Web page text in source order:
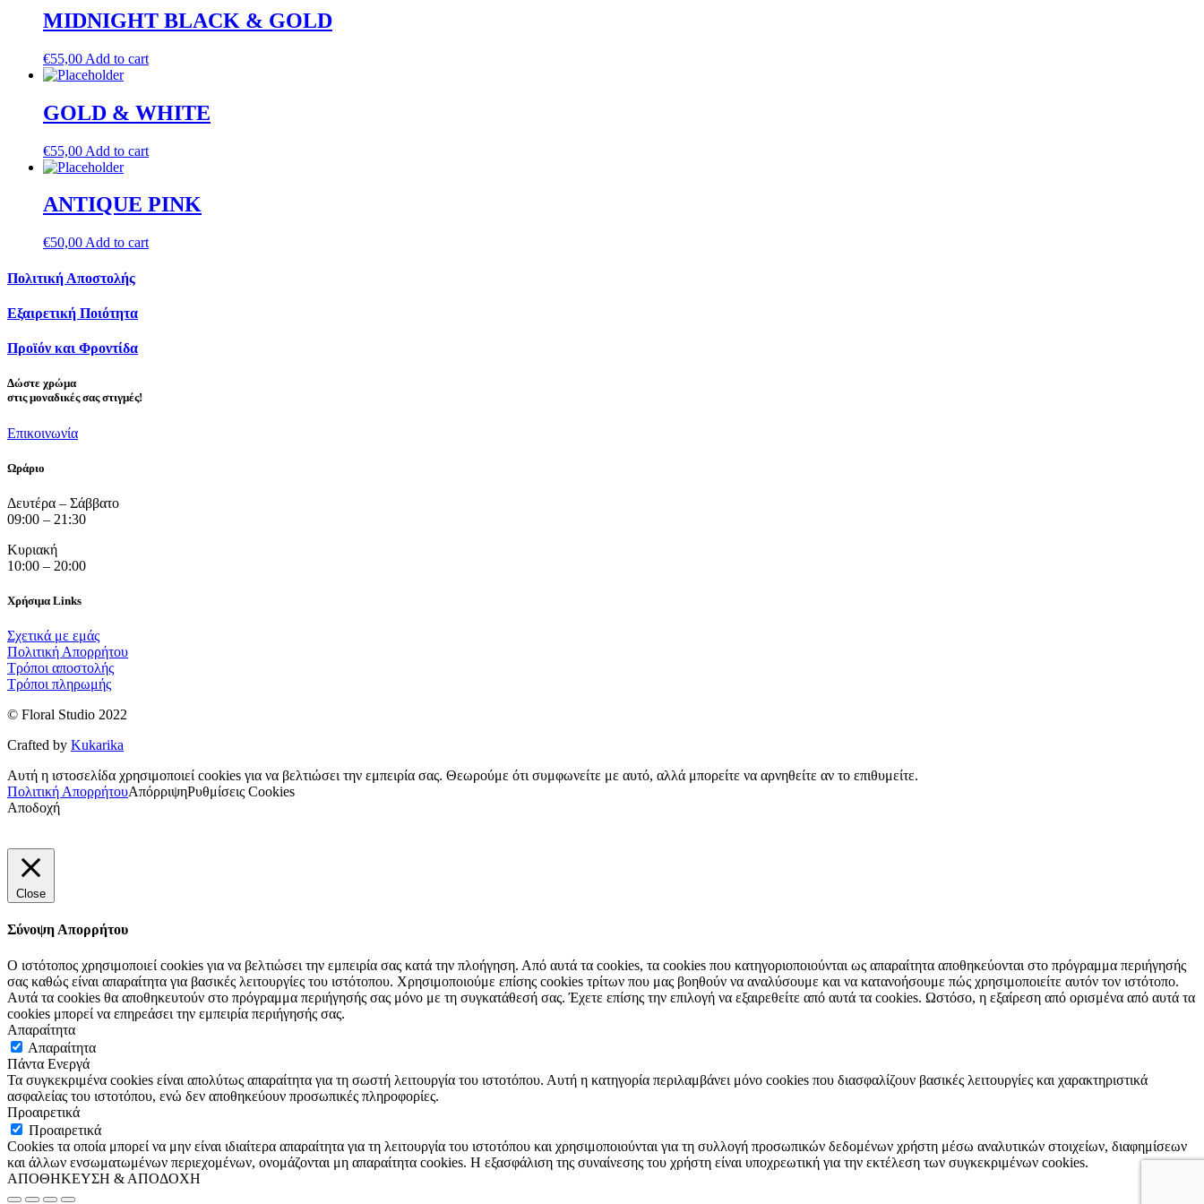
MIDNIGHT BLACK & GOLD
€55,00 Add to cart
GOLD & WHITE
€55,00 Add to cart
ANTIQUE PINK
€50,00 Add to cart
Πολιτική Αποστολής
Εξαιρετική Ποιότητα
Προϊόν και Φροντίδα
Δώστε χρώμα
στις μοναδικές σας στιγμές!
Επικοινωνία
Ωράριο
Δευτέρα – Σάββατο
09:00 – 21:30
Κυριακή
10:00 – 20:00
Χρήσιμα Links
Σχετικά με εμάς
Πολιτική Απορρήτου
Τρόποι αποστολής
Τρόποι πληρωμής
© Floral Studio 2022
Crafted by Kukarika
Αυτή η ιστοσελίδα χρησιμοποιεί cookies για να βελτιώσει την εμπειρία σας. Θεωρούμε ότι συμφωνείτε με αυτό, αλλά μπορείτε να αρνηθείτε αν το επιθυμείτε.
Πολιτική ΑπορρήτουΑπόρριψηΡυθμίσεις Cookies
Αποδοχή
Close
Σύνοψη Απορρήτου
Ο ιστότοπος χρησιμοποιεί cookies για να βελτιώσει την εμπειρία σας κατά την πλοήγηση. Από αυτά τα cookies, τα cookies που κατηγοριοποιούνται ως απαραίτητα αποθηκεύονται στο πρόγραμμα περιήγησής
σας καθώς είναι απαραίτητα για βασικές λειτουργίες του ιστότοπου. Χρησιμοποιούμε επίσης cookies τρίτων που μας βοηθούν να αναλύσουμε και να κατανοήσουμε πώς χρησιμοποιείτε αυτόν τον ιστότοπο.
Αυτά τα cookies θα αποθηκευτούν στο πρόγραμμα περιήγησής σας μόνο με τη συγκατάθεσή σας. Έχετε επίσης την επιλογή να εξαιρεθείτε από αυτά τα cookies. Ωστόσο, η εξαίρεση από ορισμένα από αυτά τα
cookies μπορεί να επηρεάσει την εμπειρία περιήγησής σας.
Απαραίτητα
Απαραίτητα
Πάντα Ενεργά
Τα συγκεκριμένα cookies είναι απολύτως απαραίτητα για τη σωστή λειτουργία του ιστοτόπου. Αυτή η κατηγορία περιλαμβάνει μόνο cookies που διασφαλίζουν βασικές λειτουργίες και χαρακτηριστικά
ασφαλείας του ιστοτόπου, ενώ δεν αποθηκεύουν προσωπικές πληροφορίες.
Προαιρετικά
Προαιρετικά
Cookies τα οποία μπορεί να μην είναι ιδιαίτερα απαραίτητα για τη λειτουργία του ιστοτόπου και χρησιμοποιούνται για τη συλλογή προσωπικών δεδομένων χρήστη μέσω αναλυτικών στοιχείων, διαφημίσεων
και άλλων ενσωματωμένων περιεχομένων, ονομάζονται μη απαραίτητα cookies. Η εξασφάλιση της συναίνεσης του χρήστη είναι υποχρεωτική για την εκτέλεση των συγκεκριμένων cookies.
ΑΠΟΘΗΚΕΥΣΗ & ΑΠΟΔΟΧΗ